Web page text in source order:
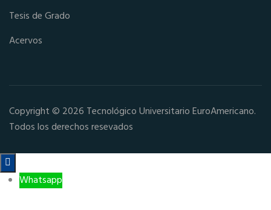
Tesis de Grado
Acervos
Copyright © 2026 Tecnológico Universitario EuroAmericano.
Todos los derechos resevados

Whatsapp